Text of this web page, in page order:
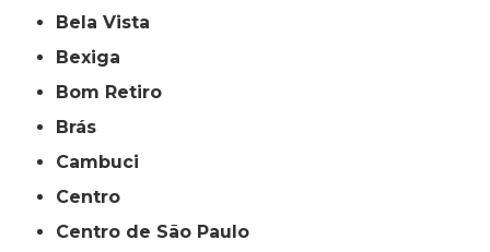
Bela Vista
Bexiga
Bom Retiro
Brás
Cambuci
Centro
Centro de São Paulo